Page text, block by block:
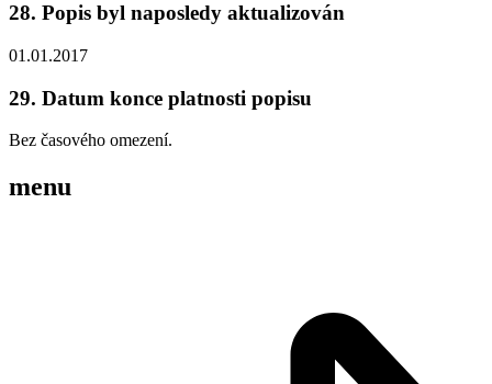
28. Popis byl naposledy aktualizován
01.01.2017
29. Datum konce platnosti popisu
Bez časového omezení.
menu